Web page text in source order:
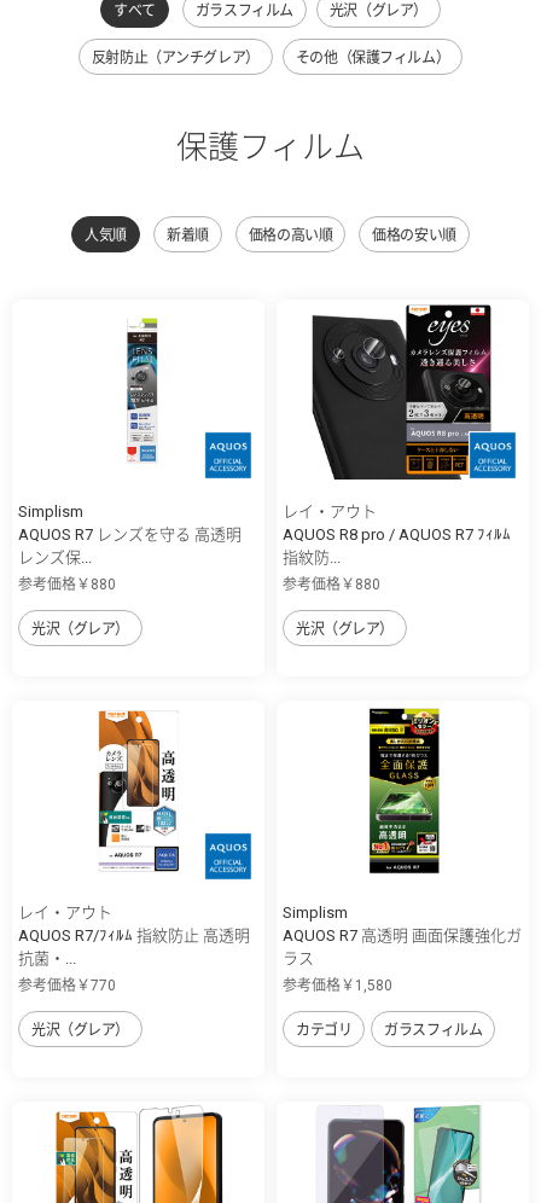
すべて ガラスフィルム 光沢（グレア）
反射防止（アンチグレア） その他（保護フィルム）
保護フィルム
人気順 新着順 価格の高い順 価格の安い順
Simplism
AQUOS R7 レンズを守る 高透明
レンズ保...
参考価格￥880
光沢（グレア）
レイ・アウト
AQUOS R8 pro / AQUOS R7 ﾌｨﾙﾑ
指紋防...
参考価格￥880
光沢（グレア）
レイ・アウト
AQUOS R7/ﾌｨﾙﾑ 指紋防止 高透明
抗菌・...
参考価格￥770
光沢（グレア）
Simplism
AQUOS R7 高透明 画面保護強化ガ
ラス
参考価格￥1,580
カテゴリ ガラスフィルム